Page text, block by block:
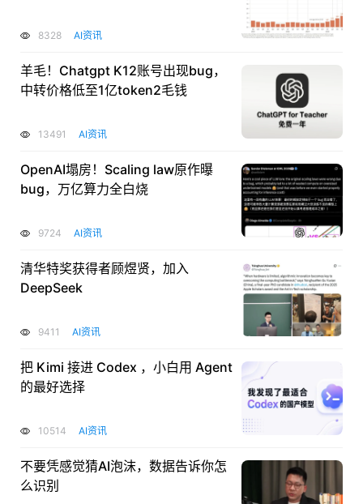
8328 AI资讯
羊毛！Chatgpt K12账号出现bug，
中转价格低至1亿token2毛钱
13491 AI资讯
OpenAI塌房！Scaling law原作曝
bug，万亿算力全白烧
9724 AI资讯
清华特奖获得者顾煜贤，加入
DeepSeek
9411 AI资讯
把 Kimi 接进 Codex ，小白用 Agent
的最好选择
10514 AI资讯
不要凭感觉猜AI泡沫，数据告诉你怎
么识别